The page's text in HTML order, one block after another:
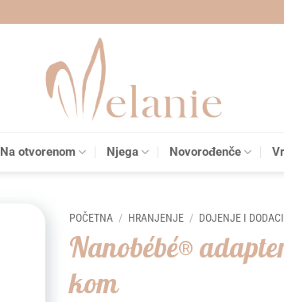
Na otvorenom Njega Novorođenče
POČETNA / HRANJENJE / DOJENJE I DODACI
Nanobébé®
kom